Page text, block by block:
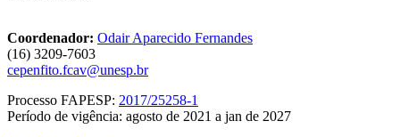
Coordenador: Odair Aparecido Fernandes
(16) 3209-7603
cepenfito.fcav@unesp.br
Processo FAPESP: 2017/25258-1
Período de vigência: agosto de 2021 a jan de 2027